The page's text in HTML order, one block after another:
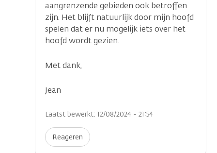
aangrenzende gebieden ook betroffen
zijn. Het blijft natuurlijk door mijn hoofd
spelen dat er nu mogelijk iets over het
hoofd wordt gezien.
Met dank,
Jean
Laatst bewerkt: 12/08/2024 - 21:54
Reageren